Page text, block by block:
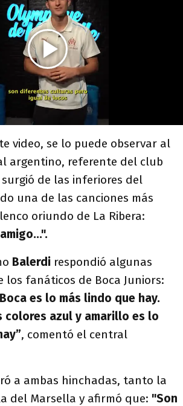
video, se lo puede observar al
argentino, referente del club
de las inferiores del
una de las canciones más
oriundo de La Ribera:
Balerdi respondió algunas
los fanáticos de Boca Juniors:
es lo más lindo que hay.
colores azul y amarillo es lo
, comentó el central
a ambas hinchadas, tanto la
del Marsella y afirmó que: "Son